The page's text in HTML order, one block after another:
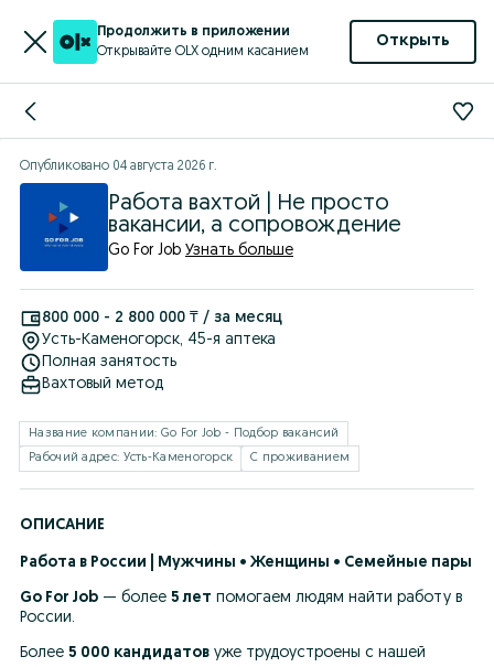
Продолжить в приложении
Открывайте OLX одним касанием
Открыть
Опубликовано 04 августа 2026 г.
Работа вахтой | Не просто
вакансии, а сопровождение
Go For Job Узнать больше
800 000 - 2 800 000 ₸ / за месяц
Усть-Каменогорск, 45-я аптека
Полная занятость
Вахтовый метод
Название компании: Go For Job - Подбор вакансий
Рабочий адрес: Усть-Каменогорск
С проживанием
ОПИСАНИЕ
Работа в России | Мужчины • Женщины • Семейные пары
Go For Job — более 5 лет помогаем людям найти работу в
России.
Более 5 000 кандидатов уже трудоустроены с нашей